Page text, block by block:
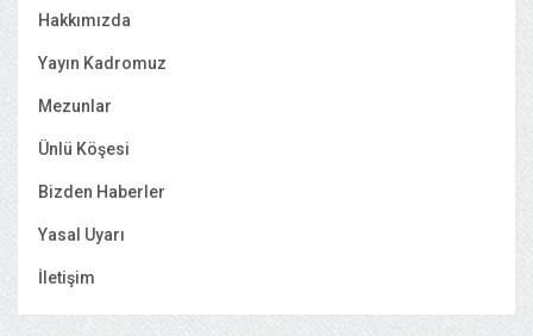
Hakkımızda
Yayın Kadromuz
Mezunlar
Ünlü Köşesi
Bizden Haberler
Yasal Uyarı
İletişim